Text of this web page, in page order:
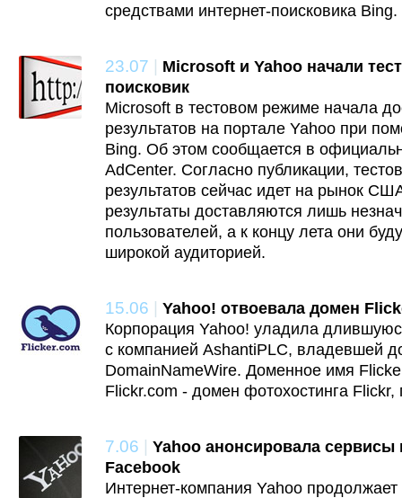
средствами интернет-поисковика Bing.
23.07 | Microsoft и Yahoo начали
поисковик
Microsoft в тестовом режиме начала
результатов на портале Yahoo при
Bing. Об этом сообщается в
AdCenter. Согласно публикации,
результатов сейчас идет на рынок
результаты доставляются лишь
пользователей, а к концу лета они
широкой аудиторией.
15.06 | Yahoo! отвоевала домен
Корпорация Yahoo! уладила
с компанией AshantiPLC, владевшей
DomainNameWire. Доменное имя
Flickr.com - домен фотохостинга
7.06 | Yahoo анонсировала сервисы
Facebook
Интернет-компания Yahoo